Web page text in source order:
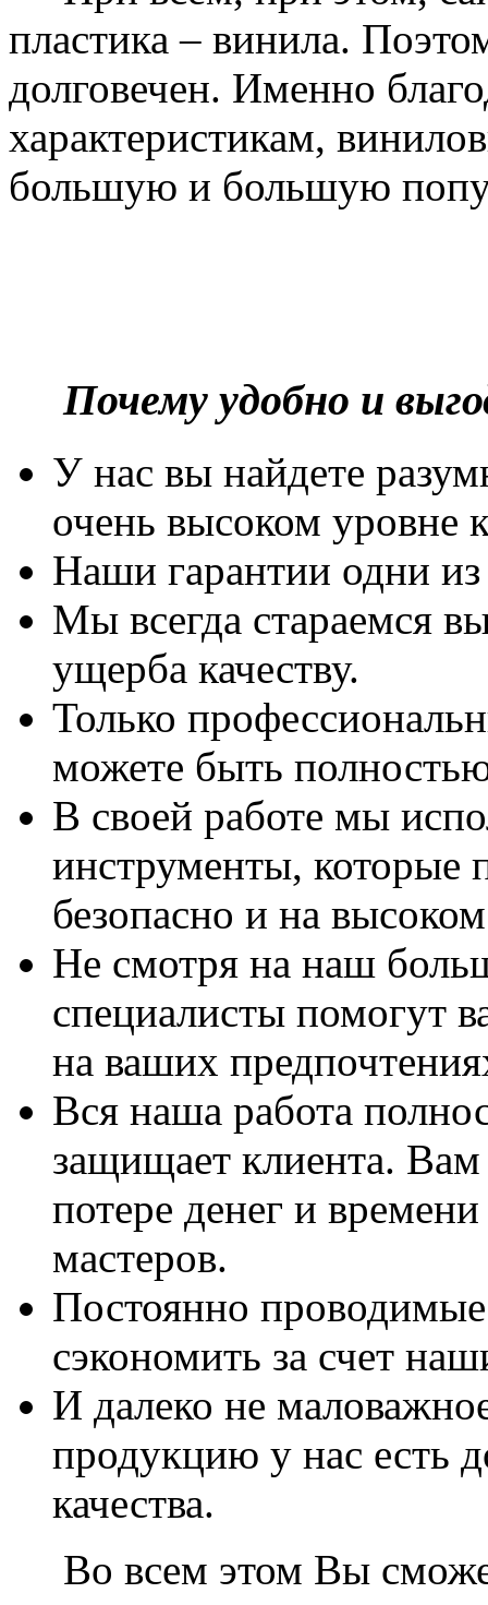
пластика – винила.
долговечен. Именно
характеристикам,
большую и большую
Почему удобно и
У нас вы найдете
очень высоком уровне
Наши гарантии одни
Мы всегда стараемся
ущерба качеству.
Только
можете быть
В своей работе мы
инструменты, которые
безопасно и на
Не смотря на наш
специалисты помогут
на ваших
Вся наша работа
защищает клиента. Вам
потере денег и
мастеров.
Постоянно
сэкономить за счет
И далеко не
продукцию у нас есть
качества.
Во всем этом Вы